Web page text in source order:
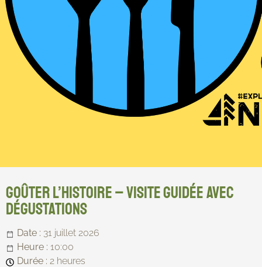
Goûter l’histoire – Visite guidée avec
dégustations
Date : 31 juillet 2026
Heure : 10:00
Durée : 2 heures